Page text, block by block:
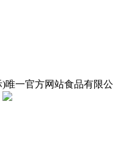
唯一官方网站食品有限公